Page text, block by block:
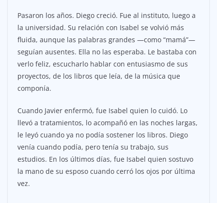
Pasaron los años. Diego creció. Fue al instituto, luego a
la universidad. Su relación con Isabel se volvió más
fluida, aunque las palabras grandes —como “mamá”—
seguían ausentes. Ella no las esperaba. Le bastaba con
verlo feliz, escucharlo hablar con entusiasmo de sus
proyectos, de los libros que leía, de la música que
componía.
Cuando Javier enfermó, fue Isabel quien lo cuidó. Lo
llevó a tratamientos, lo acompañó en las noches largas,
le leyó cuando ya no podía sostener los libros. Diego
venía cuando podía, pero tenía su trabajo, sus
estudios. En los últimos días, fue Isabel quien sostuvo
la mano de su esposo cuando cerró los ojos por última
vez.